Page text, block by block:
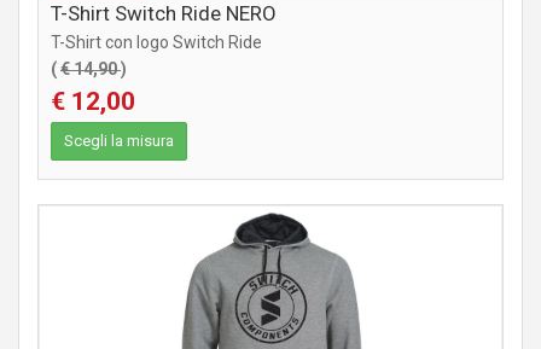
T-Shirt Switch Ride NERO
T-Shirt con logo Switch Ride
(€ 14,90)
€ 12,00
Scegli la misura